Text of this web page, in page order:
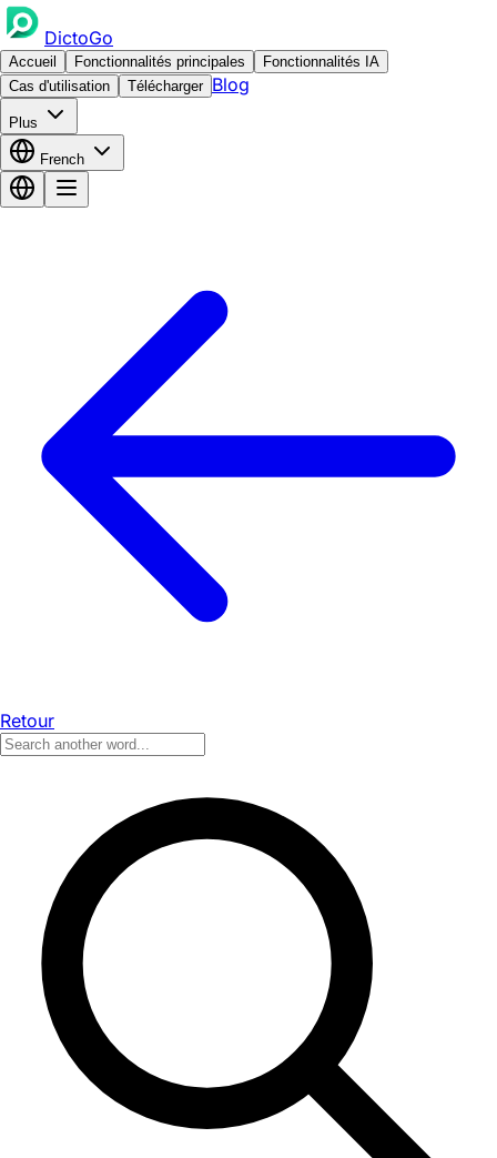
DictoGo
Accueil Fonctionnalités principales
Fonctionnalités IA
Cas d'utilisation
Télécharger Blog
Plus
French
Retour